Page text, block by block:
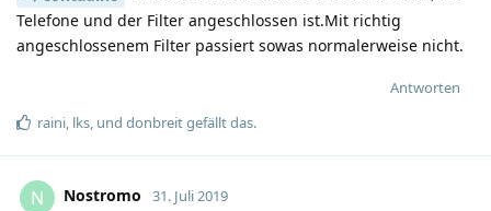
Telefone und der Filter angeschlossen ist.Mit richtig
angeschlossenem Filter passiert sowas normalerweise nicht.
Antworten
raini lks , und donbreitgefällt das.
N Nostromo 31. Juli 2019